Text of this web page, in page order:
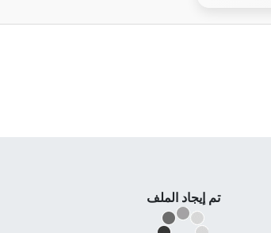
تم إيجاد الملف